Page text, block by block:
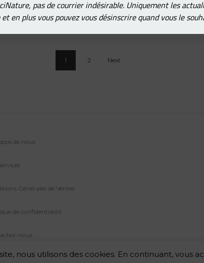
4 en 1 – Rouge
€
1 2 Next
de nous
Générales de Ventes
de confidentialité
nous
nous utilisons des cookies. En continuant, vous
pas de courrier indésirable. Uniquement les
en plus vous pouvez vous désinscrire quand vous le